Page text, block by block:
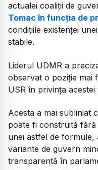
actualei coaliții de
Tomac în funcția de
condițiile existenței
stabile.
Liderul UDMR a
observat o poziție mai
USR în privința acestei
Acesta a mai subliniat
poate fi construită
unei astfel de
variante de guvern
transparentă în